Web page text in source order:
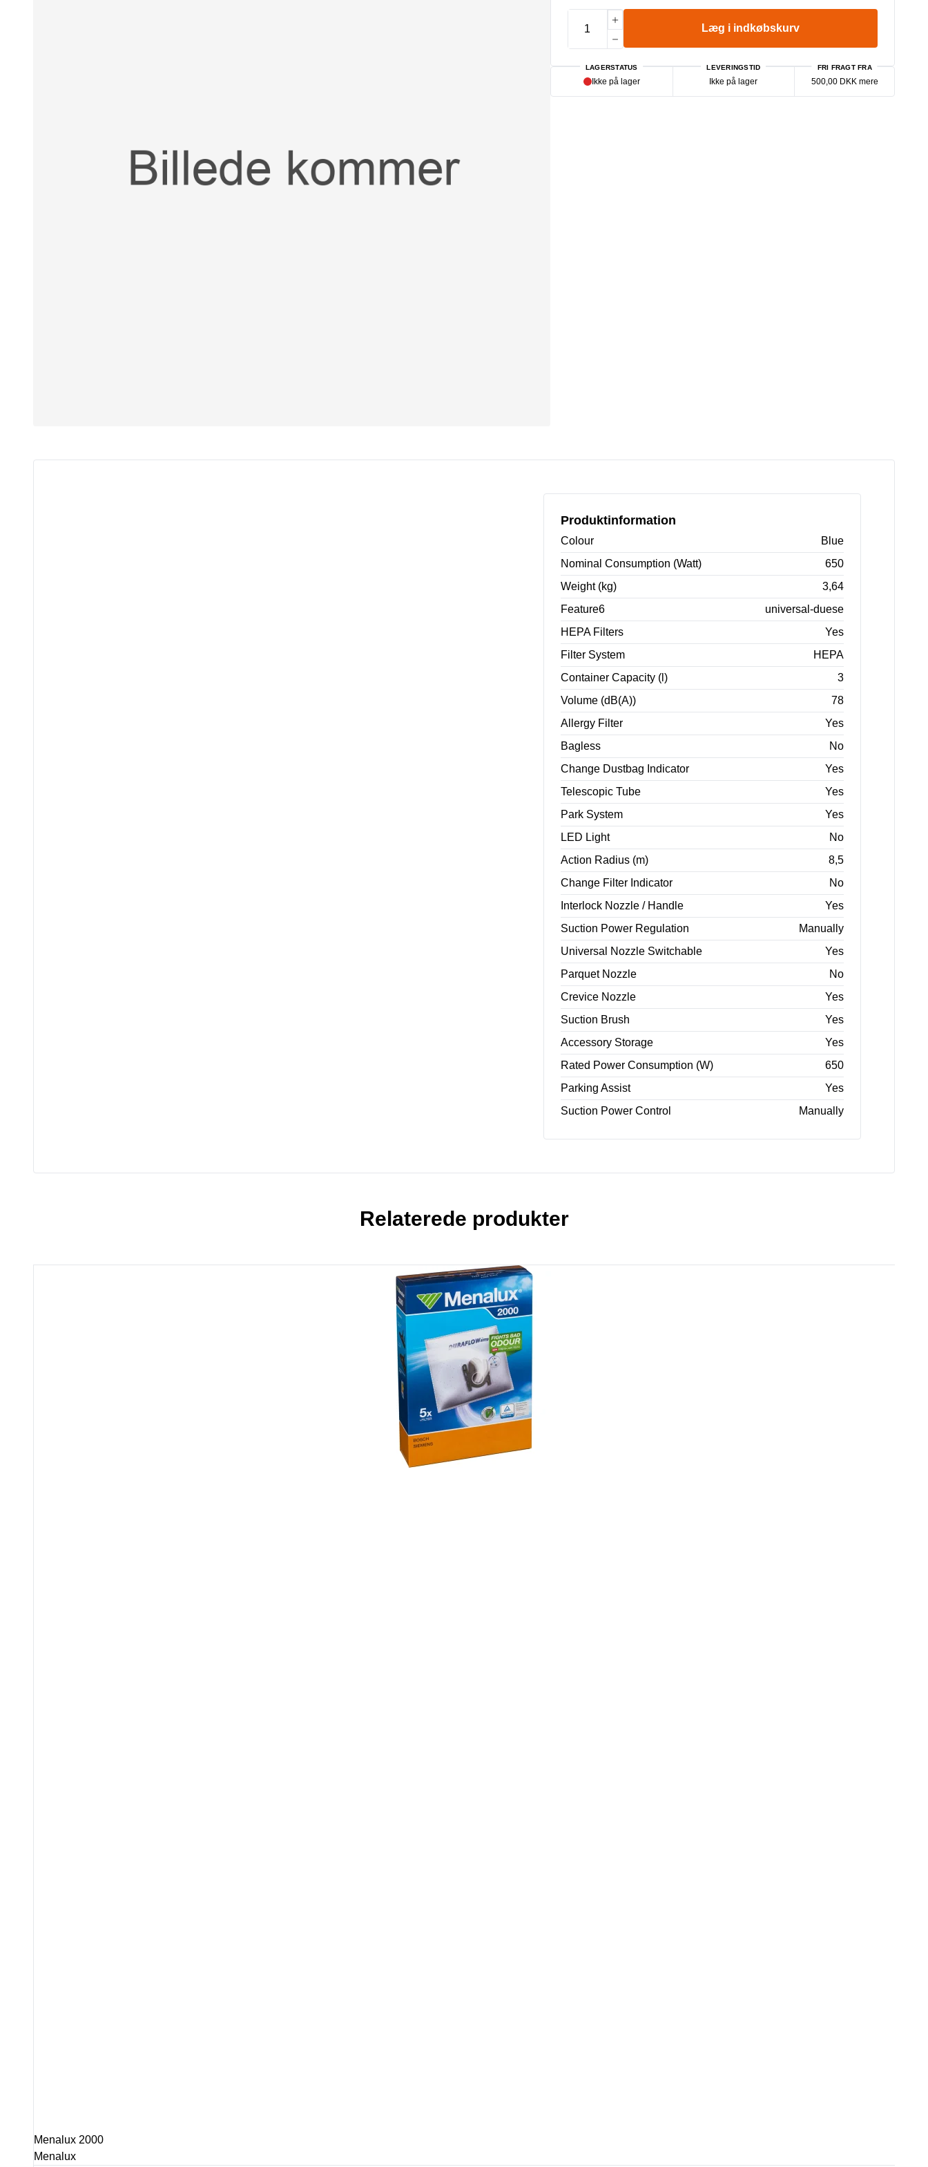
Læg i indkøbskurv
LAGERSTATUS
Ikke på lager
LEVERINGSTID
Ikke på lager
FRI FRAGT FRA
500,00 DKK mere
Produktinformation
Colour
Blue
Nominal Consumption (Watt)
650
Weight (kg)
3,64
Feature6
universal-duese
HEPA Filters
Yes
Filter System
HEPA
Container Capacity (l)
3
Volume (dB(A))
78
Allergy Filter
Yes
Bagless
No
Change Dustbag Indicator
Yes
Telescopic Tube
Yes
Park System
Yes
LED Light
No
Action Radius (m)
8,5
Change Filter Indicator
No
Interlock Nozzle / Handle
Yes
Suction Power Regulation
Manually
Universal Nozzle Switchable
Yes
Parquet Nozzle
No
Crevice Nozzle
Yes
Suction Brush
Yes
Accessory Storage
Yes
Rated Power Consumption (W)
650
Parking Assist
Yes
Suction Power Control
Manually
Relaterede produkter
Menalux 2000
Menalux